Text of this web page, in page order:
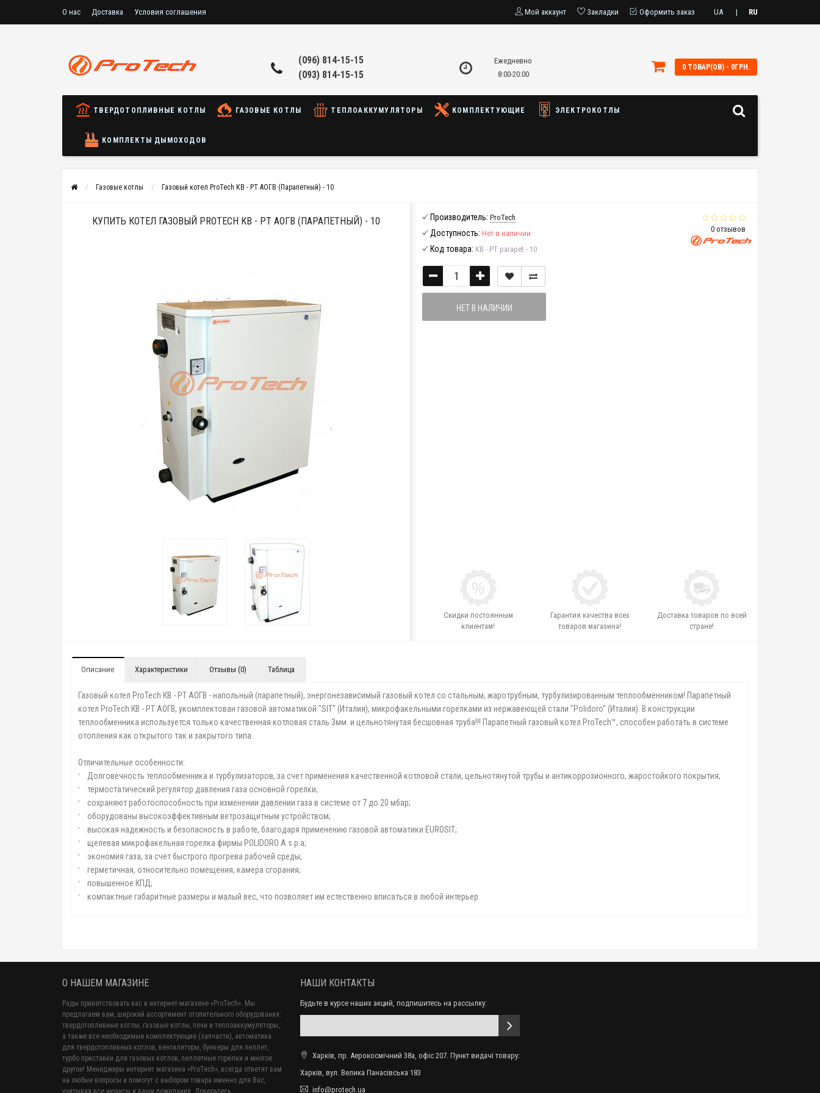
О нас Доставка Условия соглашения Мой аккаунт Закладки Оформить заказ UA | RU
(096) 814-15-15
(093) 814-15-15
Ежедневно
8:00-20:00
0 ТОВАР(ОВ) - 0ГРН.
ТВЕРДОТОПЛИВНЫЕ КОТЛЫ ГАЗОВЫЕ КОТЛЫ ТЕПЛОАККУМУЛЯТОРЫ КОМПЛЕКТУЮЩИЕ ЭЛЕКТРОКОТЛЫ
КОМПЛЕКТЫ ДЫМОХОДОВ
Газовые котлы Газовый котел ProTech КВ - РТ АОГВ (Парапетный) - 10
КУПИТЬ КОТЕЛ ГАЗОВЫЙ PROTECH КВ - РТ АОГВ (ПАРАПЕТНЫЙ) - 10
0 отзывов
Производитель: ProTech
Доступность: Нет в наличии
Код товара: КВ - РТ parapet - 10
НЕТ В НАЛИЧИИ
Скидки постоянным
клиентам!
Гарантия качества всех
товаров магазина!
Доставка товаров по всей
стране!
Описание Характеристики Отзывы (0) Таблица
Газовый котел ProTech КВ - РТ АОГВ - напольный (парапетный), энергонезависимый газовый котел со стальным, жаротрубным, турбулизированным теплообменником! Парапетный
котел ProTech КВ - РТ АОГВ, укомплектован газовой автоматикой "SIT" (Италия), микрофакельными горелками из нержавеющей стали "Polidoro" (Италия). В конструкции
теплообменника используется только качественная котловая сталь 3мм. и цельнотянутая бесшовная труба!!! Парапетный газовый котел ProTech™, способен работать в системе
отопления как открытого так и закрытого типа.
Отличительные особенности:
Долговечность теплообменника и турбулизаторов, за счет применения качественной котловой стали, цельнотянутой трубы и антикоррозионного, жаростойкого покрытия;
термостатический регулятор давления газа основной горелки;
сохраняют работоспособность при изменении давлении газа в системе от 7 до 20 мбар;
оборудованы высокоэффективным ветрозащитным устройством;
высокая надежность и безопасность в работе, благодаря применению газовой автоматики EUROSIT;
щелевая микрофакельная горелка фирмы POLIDORO A.s.p.a;
экономия газа, за счет быстрого прогрева рабочей среды;
герметичная, относительно помещения, камера сгорания;
повышенное КПД;
компактные габаритные размеры и малый вес, что позволяет им естественно вписаться в любой интерьер.
О НАШЕМ МАГАЗИНЕ
Рады приветствовать вас в интернет-магазине «ProTech». Мы
предлагаем вам, широкий ассортимент отопительного оборудования:
твердотопливные котлы, газовые котлы, печи и теплоаккумуляторы,
а также все необходимые комплектующие (запчасти), автоматика
для твердотопливных котлов, вентиляторы, бункеры для пеллет,
турбо приставки для газовых котлов, пеллетные горелки и многое
другое! Менеджеры интернет магазина «ProTech», всегда ответят вам
на любые вопросы и помогут с выбором товара именно для Вас,
учитывая все нюансы и ваши пожелания. Доверьтесь
НАШИ КОНТАКТЫ
Будьте в курсе наших акций, подпишитесь на рассылку:
Харків, пр. Аерокосмічний 38а, офіс 207. Пункт видачі товару:
Харків, вул. Велика Панасівська 183
info@protech.ua